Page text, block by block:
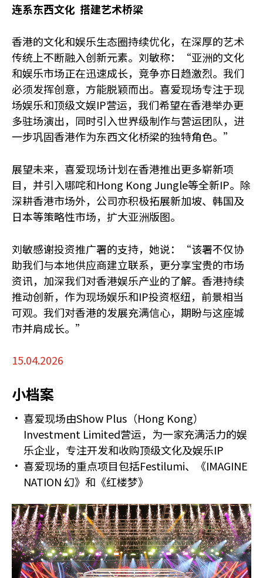
连系东西文化 搭建艺术桥梁
香港的文化和娱乐生态圈持续优化，在深厚的艺术
传统上不断融入创新元素。刘敏称：“亚洲的文化
和娱乐市场正在迅速成长，竞争亦日趋激烈。我们
必须发挥创意，方能脱颖而出。喜爱现场专注于现
场娱乐和顶级文娱IP营运，我们希望在香港举办更
多驻场演出，同时引入世界级制作与营运团队，进
一步巩固香港作为东西文化桥梁的独特角色。”
展望未来，喜爱现场计划在香港推出更多崭新项
目，并引入哪咤和Hong Kong Jungle等全新IP。除
深耕香港市场外，公司亦积极拓展新加坡、韩国及
日本等策略性市场，扩大亚洲版图。
刘敏感谢投资推广署的支持，她说：“该署不仅协
助我们与本地供应商建立联系，更分享宝贵的市场
资讯，加深我们对香港娱乐产业的了解。香港持续
推动创新，作为现场娱乐和IP投资枢纽，前景相当
可观。我们对香港的发展充满信心，期盼与这座城
市并肩成长。”
15.04.2026
小档案
喜爱现场由Show Plus（Hong Kong）
Investment Limited营运，为一家充满活力的娱
乐企业，专注开发和收购顶级文化及娱乐IP
喜爱现场的重点项目包括Festilumi、《IMAGINE
NATION 幻》和《红楼梦》